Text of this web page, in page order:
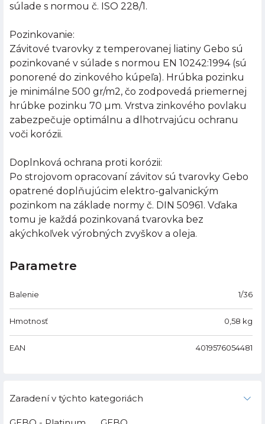
súlade s normou č. ISO 228/1.
Pozinkovanie:
Závitové tvarovky z temperovanej liatiny Gebo sú
pozinkované v súlade s normou EN 10242:1994 (sú
ponorené do zinkového kúpeľa). Hrúbka pozinku
je minimálne 500 gr/m2, čo zodpovedá priemernej
hrúbke pozinku 70 µm. Vrstva zinkového povlaku
zabezpečuje optimálnu a dlhotrvajúcu ochranu
voči korózii.
Doplnková ochrana proti korózii:
Po strojovom opracovaní závitov sú tvarovky Gebo
opatrené doplňujúcim elektro-galvanickým
pozinkom na základe normy č. DIN 50961. Vďaka
tomu je každá pozinkovaná tvarovka bez
akýchkoľvek výrobných zvyškov a oleja.
Parametre
Balenie 1/36
Hmotnosť 0,58 kg
EAN 4019576054481
Zaradení v týchto kategoriách